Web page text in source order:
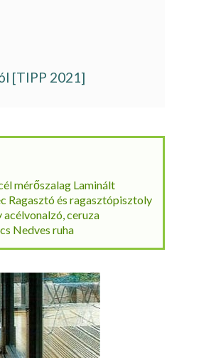
[TIPP 2021]
mérőszalag Laminált
Ragasztó és ragasztópisztoly
acélvonalzó, ceruza
Nedves ruha